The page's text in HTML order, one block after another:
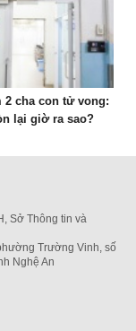
2 cha con tử vong:
lại giờ ra sao?
Sở Thông tin và
Trường Vinh, số
Nghệ An